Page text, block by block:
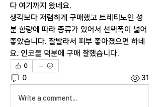
다 여기까지 왔네요.
생각보다 저렴하게 구매했고 트레티노인 성
분 함량에 따라 종류가 있어서 선택폭이 넓어
좋았습니다. 잘발라서 피부 좋아졌으면 하네
요. 인코몰 덕분에 구매 잘했습니다.
0
0 31
Write a comment...